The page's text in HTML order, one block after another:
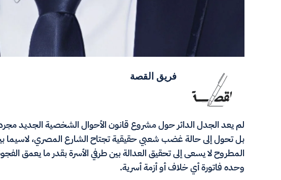
فريق القصة
لم يعد الجدل الدائر حول مشروع قانون الأحوال الشخصية الجديد مجرد
بل تحول إلى حالة غضب شعبي حقيقية تجتاح الشارع المصري، لاسيما
المطروح لا يسعى إلى تحقيق العدالة بين طرفي الأسرة بقدر ما يعمق
وحده فاتورة أي خلاف أو أزمة أسرية.